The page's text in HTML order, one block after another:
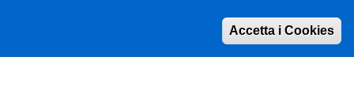
PNRR (Piano Nazionale di Ripresa e Resilienza)Accetta i Cookies